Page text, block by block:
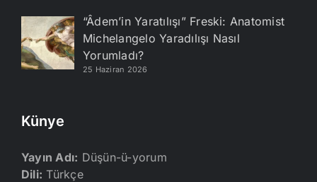
“Âdem’in Yaratılışı” Freski: Anatomist
Michelangelo Yaradılışı Nasıl
Yorumladı?
25 Haziran 2026
Künye
Yayın Adı: Düşün-ü-yorum
Dili: Türkçe